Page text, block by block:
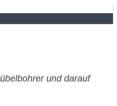
und darauf